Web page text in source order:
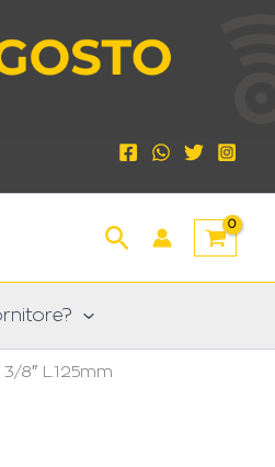
Cerca
8″ L.125mm